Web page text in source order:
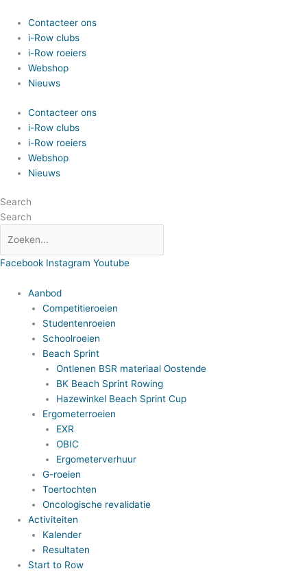
naar
inhoud
Contacteer ons
i-Row clubs
i-Row roeiers
Webshop
Nieuws
Contacteer ons
i-Row clubs
i-Row roeiers
Webshop
Nieuws
Search
Search
Facebook Instagram Youtube
Aanbod
Competitieroeien
Studentenroeien
Schoolroeien
Beach Sprint
Ontlenen BSR materiaal Oostende
BK Beach Sprint Rowing
Hazewinkel Beach Sprint Cup
Ergometerroeien
EXR
OBIC
Ergometerverhuur
G-roeien
Toertochten
Oncologische revalidatie
Activiteiten
Kalender
Resultaten
Start to Row